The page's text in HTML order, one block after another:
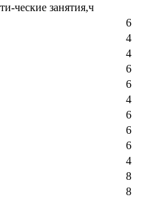
ческие занятия,ч
6
4
4
6
6
4
6
6
6
4
8
8